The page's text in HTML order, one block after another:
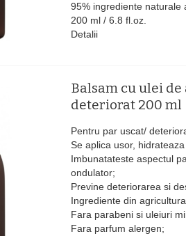
95% ingrediente naturale
200 ml / 6.8 fl.oz.
Detalii
Balsam cu ulei
deteriorat 200 ml
Pentru par uscat/
Se aplica usor,
Imbunatateste aspectul
ondulator;
Previne deteriorarea si
Ingrediente din
Fara parabeni si uleiuri
Fara parfum alergen;